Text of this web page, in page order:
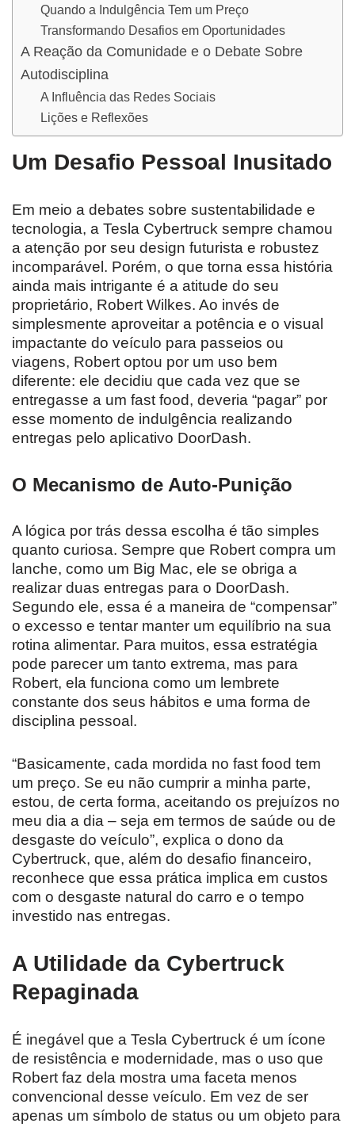
Quando a Indulgência Tem um Preço
Transformando Desafios em Oportunidades
A Reação da Comunidade e o Debate Sobre
Autodisciplina
A Influência das Redes Sociais
Lições e Reflexões
Um Desafio Pessoal Inusitado
Em meio a debates sobre sustentabilidade e
tecnologia, a Tesla Cybertruck sempre chamou
a atenção por seu design futurista e robustez
incomparável. Porém, o que torna essa história
ainda mais intrigante é a atitude do seu
proprietário, Robert Wilkes. Ao invés de
simplesmente aproveitar a potência e o visual
impactante do veículo para passeios ou
viagens, Robert optou por um uso bem
diferente: ele decidiu que cada vez que se
entregasse a um fast food, deveria “pagar” por
esse momento de indulgência realizando
entregas pelo aplicativo DoorDash.
O Mecanismo de Auto-Punição
A lógica por trás dessa escolha é tão simples
quanto curiosa. Sempre que Robert compra um
lanche, como um Big Mac, ele se obriga a
realizar duas entregas para o DoorDash.
Segundo ele, essa é a maneira de “compensar”
o excesso e tentar manter um equilíbrio na sua
rotina alimentar. Para muitos, essa estratégia
pode parecer um tanto extrema, mas para
Robert, ela funciona como um lembrete
constante dos seus hábitos e uma forma de
disciplina pessoal.
“Basicamente, cada mordida no fast food tem
um preço. Se eu não cumprir a minha parte,
estou, de certa forma, aceitando os prejuízos no
meu dia a dia – seja em termos de saúde ou de
desgaste do veículo”, explica o dono da
Cybertruck, que, além do desafio financeiro,
reconhece que essa prática implica em custos
com o desgaste natural do carro e o tempo
investido nas entregas.
A Utilidade da Cybertruck
Repaginada
É inegável que a Tesla Cybertruck é um ícone
de resistência e modernidade, mas o uso que
Robert faz dela mostra uma faceta menos
convencional desse veículo. Em vez de ser
apenas um símbolo de status ou um objeto para